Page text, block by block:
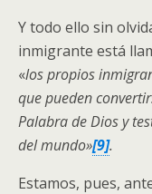
Y todo ello sin
inmigrante está
«los propios
que pueden
Palabra de Dios y
del mundo»[9].
Estamos, pues,